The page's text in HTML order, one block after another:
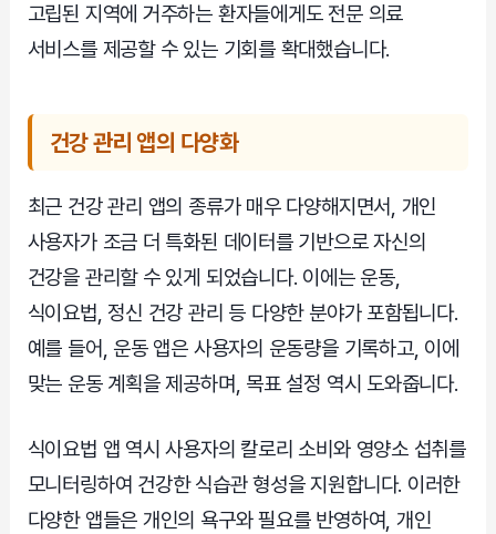
고립된 지역에 거주하는 환자들에게도 전문 의료
서비스를 제공할 수 있는 기회를 확대했습니다.
건강 관리 앱의 다양화
최근 건강 관리 앱의 종류가 매우 다양해지면서, 개인
사용자가 조금 더 특화된 데이터를 기반으로 자신의
건강을 관리할 수 있게 되었습니다. 이에는 운동,
식이요법, 정신 건강 관리 등 다양한 분야가 포함됩니다.
예를 들어, 운동 앱은 사용자의 운동량을 기록하고, 이에
맞는 운동 계획을 제공하며, 목표 설정 역시 도와줍니다.
식이요법 앱 역시 사용자의 칼로리 소비와 영양소 섭취를
모니터링하여 건강한 식습관 형성을 지원합니다. 이러한
다양한 앱들은 개인의 욕구와 필요를 반영하여, 개인